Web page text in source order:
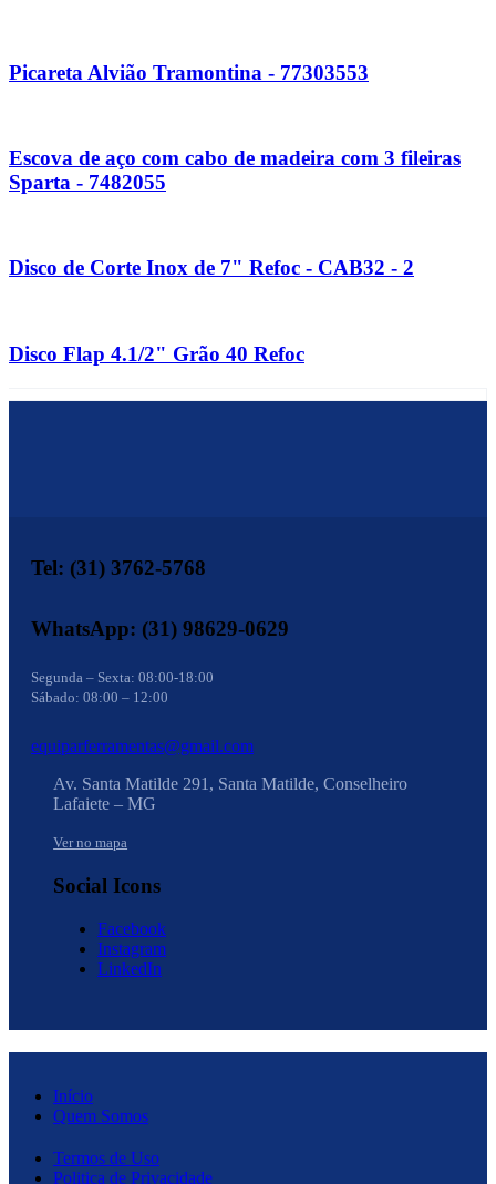
Picareta Alvião Tramontina - 77303553
Escova de aço com cabo de madeira com 3 fileiras
Sparta - 7482055
Disco de Corte Inox de 7" Refoc - CAB32 - 2
Disco Flap 4.1/2" Grão 40 Refoc
Tel: (31) 3762-5768
WhatsApp: (31) 98629-0629
Segunda – Sexta: 08:00-18:00
Sábado: 08:00 – 12:00
equiparferramentas@gmail.com
Av. Santa Matilde 291, Santa Matilde, Conselheiro
Lafaiete – MG
Ver no mapa
Social Icons
Facebook
Instagram
LinkedIn
Início
Quem Somos
Termos de Uso
Politica de Privacidade